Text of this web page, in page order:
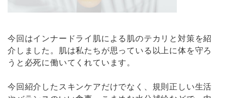
今回はインナードライ肌による肌のテカリと対策を紹
介しました。肌は私たちが思っている以上に体を守ろ
うと必死に働いてくれています。
今回紹介したスキンケアだけでなく、規則正しい生活